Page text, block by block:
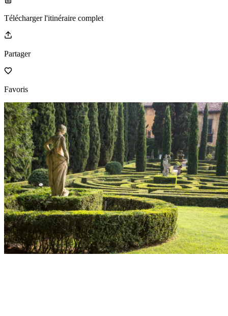
Télécharger l'itinéraire complet
Partager
Favoris